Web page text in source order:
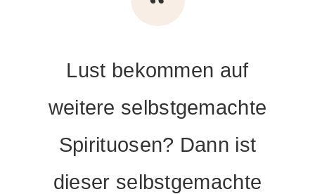
Lust bekommen auf
weitere selbstgemachte
Spirituosen? Dann ist
dieser selbstgemachte